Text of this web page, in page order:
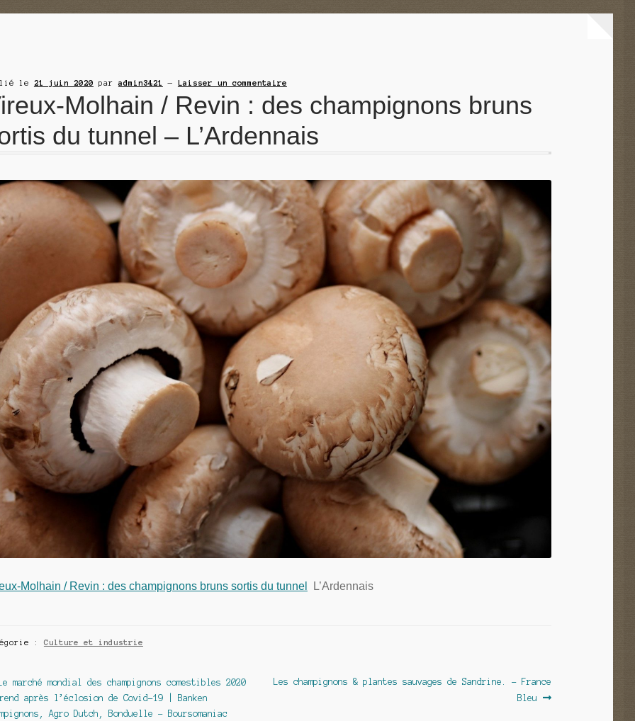
le 21 juin 2020 paradmin3421 — Laisser un commentaire
Molhain / Revin : des champignons bruns
du tunnel – L’Ardennais
Molhain / Revin : des champignons bruns sortis du tunnel L’Ardennais
: Culture et industrie
:
Le marché mondial des champignons comestibles 2020
après l’éclosion de Covid-19 | Banken
Agro Dutch, Bonduelle – Boursomaniac
Article
Les champignons & plantes sauvages de Sandrine. – France
Bleu